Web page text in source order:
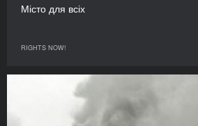
Місто для всіх
RIGHTS NOW!